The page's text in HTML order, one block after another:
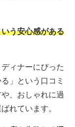
う安心感がある
ィナーにぴった
」という口コミ
、おしゃれに過
れています。